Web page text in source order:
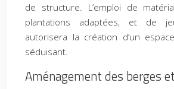
de structure. L’emploi de
plantations adaptées, et de
autorisera la création d’un
séduisant.
Aménagement des berges